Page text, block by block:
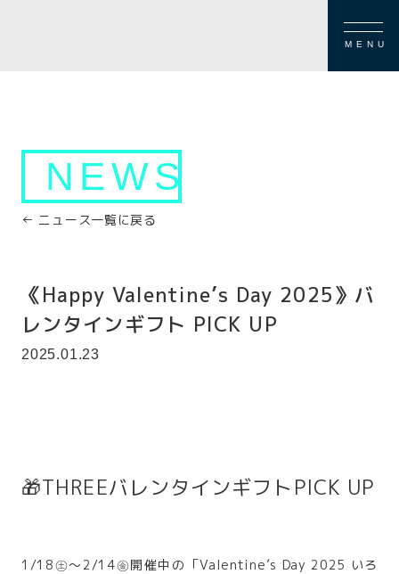
MENU
NEWS
← ニュース一覧に戻る
《Happy Valentine’s Day 2025》バ
レンタインギフト PICK UP
2025.01.23
🎁THREEバレンタインギフトPICK UP
1/18㊏～2/14㊎開催中の「Valentine’s Day 2025 いろ